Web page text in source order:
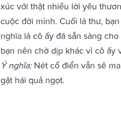
xúc với thật nhiều lời yêu
cuộc đời mình. Cuối lá thư,
nghĩa là cô ấy đã sẵn sàng
bạn nên chờ dịp khác vì cô ấy
Ý nghĩa:Nét cổ điển vẫn sẽ
gặt hái quả ngọt.